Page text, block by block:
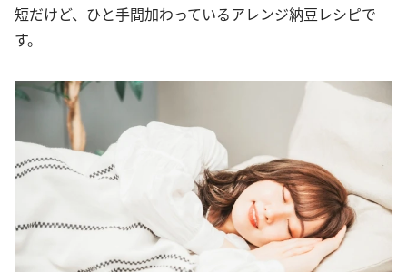
短だけど、ひと手間加わっているアレンジ納豆レシピで
す。